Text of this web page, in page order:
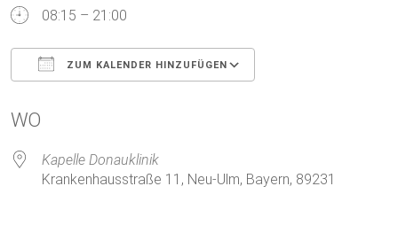
08:15 – 21:00
ZUM KALENDER HINZUFÜGEN
WO
Kapelle Donauklinik
Krankenhausstraße 11, Neu-Ulm, Bayern, 89231